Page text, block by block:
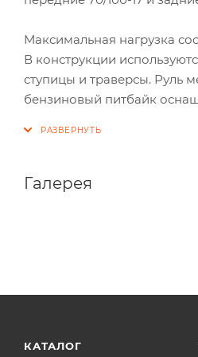
Максимальная нагрузка
В конструкции
ступицы и траверсы. Руль
бензиновый питбайк
Галерея
КАТАЛОГ